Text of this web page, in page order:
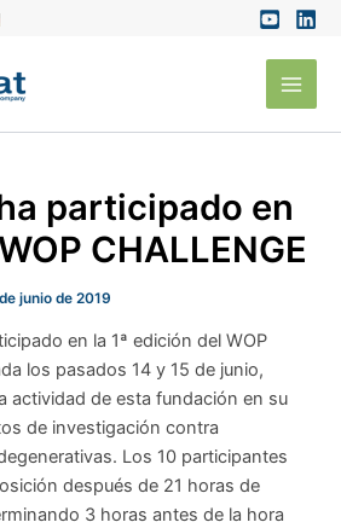
Main
participado en
CHALLENGE
junio de 2019
en la 1ª edición del WOP
los pasados 14 y 15 de junio,
actividad de esta fundación en su
de investigación contra
Los 10 participantes
después de 21 horas de
3 horas antes de la hora